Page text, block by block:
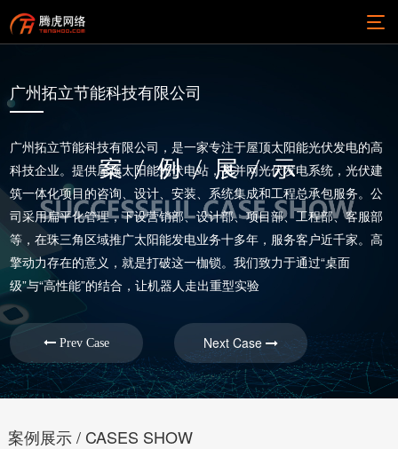
广州拓立节能科技有限公司
广州拓立节能科技有限公司，是一家专注于屋顶太阳能光伏发电的高
科技企业。提供屋顶太阳能光伏电站，离并网光伏发电系统，光伏建
筑一体化项目的咨询、设计、安装、系统集成和工程总承包服务。公
司采用扁平化管理，下设营销部、设计部、项目部、工程部、客服部
等，在珠三角区域推广太阳能发电业务十多年，服务客户近千家。高
擎动力存在的意义，就是打破这一枷锁。我们致力于通过“桌面
级”与“高性能”的结合，让机器人走出重型实验
Prev Case Next Case
案例展示 / CASES SHOW